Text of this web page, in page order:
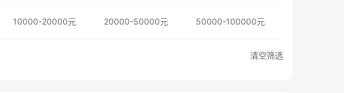
10000-20000元 20000-50000元 50000-100000元
清空筛选